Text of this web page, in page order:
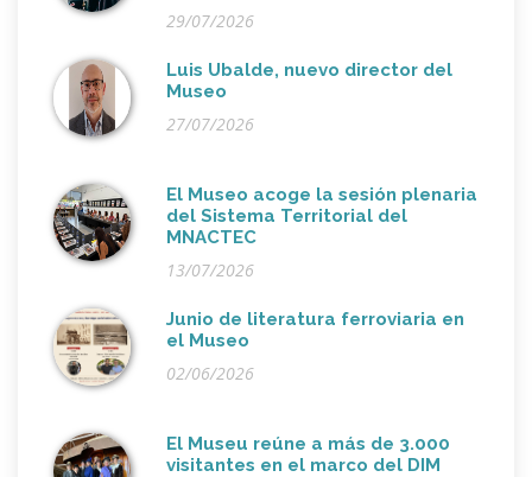
29/07/2026
Luis Ubalde, nuevo director del
Museo
27/07/2026
El Museo acoge la sesión plenaria
del Sistema Territorial del
MNACTEC
13/07/2026
Junio de literatura ferroviaria en
el Museo
02/06/2026
El Museu reúne a más de 3.000
visitantes en el marco del DIM